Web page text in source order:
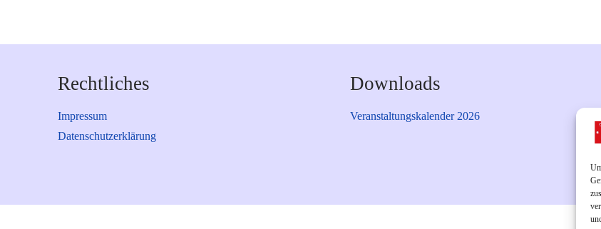
Rechtliches
Impressum
Datenschutzerklärung
Downloads
Veranstaltungskalender 2026